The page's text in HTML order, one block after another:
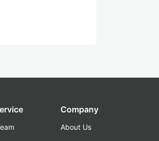
Company
About Us